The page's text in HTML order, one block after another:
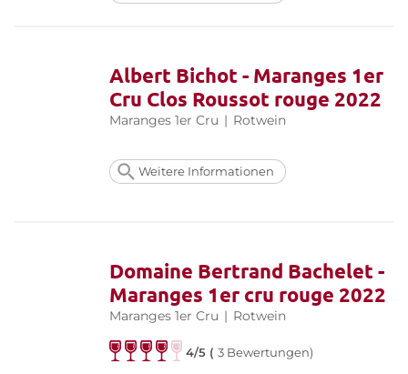
Albert Bichot - Maranges 1er
Cru Clos Roussot rouge 2022
Maranges 1er Cru | Rotwein
Weitere Informationen
Domaine Bertrand Bachelet -
Maranges 1er cru rouge 2022
Maranges 1er Cru | Rotwein
4/5 (3 Bewertungen)